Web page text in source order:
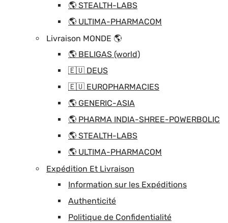
🌎 STEALTH-LABS
🌎 ULTIMA-PHARMACOM
Livraison MONDE 🌎
🌎 BELIGAS (world)
🇪🇺 DEUS
🇪🇺 EUROPHARMACIES
🌎 GENERIC-ASIA
🌎 PHARMA INDIA-SHREE-POWERBOLIC
🌎 STEALTH-LABS
🌎 ULTIMA-PHARMACOM
Expédition Et Livraison
Information sur les Expéditions
Authenticité
Politique de Confidentialité